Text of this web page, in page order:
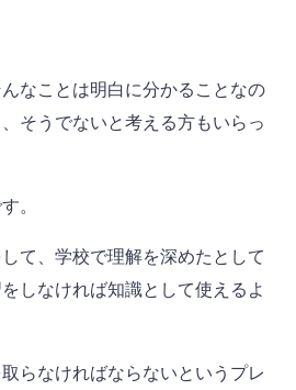
なことは明白に分かることなの
そうでないと考える方もいらっ
。
て、学校で理解を深めたとして
しなければ知識として使えるよ
らなければならないというプレ